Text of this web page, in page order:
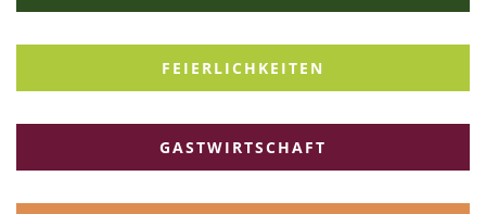
FEIERLICHKEITEN
GASTWIRTSCHAFT